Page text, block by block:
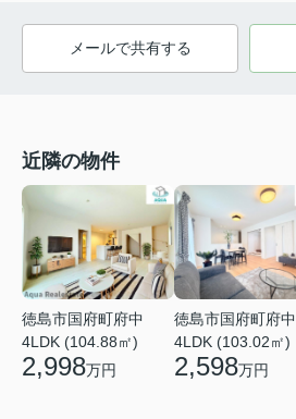
メールで共有する
近隣の物件
徳島市国府町府中
4LDK (104.88㎡)
2,998万円
徳島市国府町府中
4LDK (103.02㎡)
2,598万円